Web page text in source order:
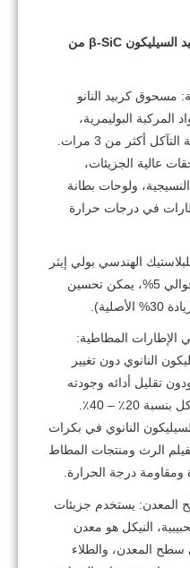
التطبيقات الرئيسية لمسحوق كربيد السيليكون β-SiC من
مسحوق كربيد النانو
المركبة البوليمرية،
والترابط الجيد والأساسي. مقاومة التآكل أكثر من 3 مرات.
عالية الجزيئات،
ولوحات بطانة
في درجات حرارة
الهندسي بولي إيثر
إيثر (بيك): عند إضافة كمية تبلغ حوالي 5%، يمكن تحسين
الإطارات المطاطية:
السيليكون النانوي دون تغيير
تقليل أدائه وجودته
الأصلية، يمكن زيادة مقاومته للتآكل بنسبة 20٪ – 40٪.
النانوي في بكرات
الرث ومنتجات المطاط
ومقاومة درجة الحرارة.
المعدن: يستخدم جزيئات
النيكل هو معدن
المعدن، والطلاء